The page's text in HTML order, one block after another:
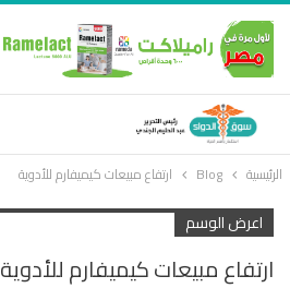
الرئيسية Blog ارتفاع مبيعات كيميفارم للأدوية
اعرض الوسم
ارتفاع مبيعات كيميفارم للأدوية